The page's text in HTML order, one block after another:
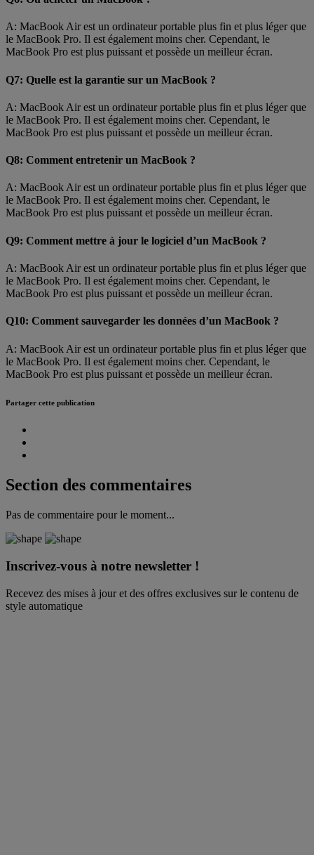
A: MacBook Air est un ordinateur portable plus fin et plus léger que
le MacBook Pro. Il est également moins cher. Cependant, le
MacBook Pro est plus puissant et possède un meilleur écran.
Q7: Quelle est la garantie sur un MacBook ?
A: MacBook Air est un ordinateur portable plus fin et plus léger que
le MacBook Pro. Il est également moins cher. Cependant, le
MacBook Pro est plus puissant et possède un meilleur écran.
Q8: Comment entretenir un MacBook ?
A: MacBook Air est un ordinateur portable plus fin et plus léger que
le MacBook Pro. Il est également moins cher. Cependant, le
MacBook Pro est plus puissant et possède un meilleur écran.
Q9: Comment mettre à jour le logiciel d’un MacBook ?
A: MacBook Air est un ordinateur portable plus fin et plus léger que
le MacBook Pro. Il est également moins cher. Cependant, le
MacBook Pro est plus puissant et possède un meilleur écran.
Q10: Comment sauvegarder les données d’un MacBook ?
A: MacBook Air est un ordinateur portable plus fin et plus léger que
le MacBook Pro. Il est également moins cher. Cependant, le
MacBook Pro est plus puissant et possède un meilleur écran.
Partager cette publication
Section des commentaires
Pas de commentaire pour le moment...
Inscrivez-vous à notre newsletter !
Recevez des mises à jour et des offres exclusives sur le contenu de
style automatique